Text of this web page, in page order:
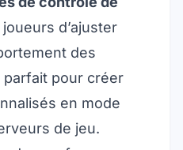
d’ajuster
des
pour créer
en mode
de jeu.